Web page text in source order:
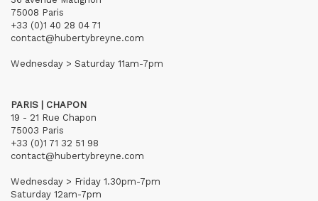
75008 Paris
+33 (0)1 40 28 04 71
contact@hubertybreyne.com
Wednesday > Saturday 11am-7pm
PARIS | CHAPON
19 - 21 Rue Chapon
75003 Paris
+33 (0)1 71 32 51 98
contact@hubertybreyne.com
Wednesday > Friday 1.30pm-7pm
Saturday 12am-7pm